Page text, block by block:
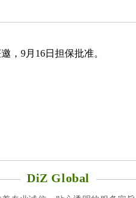
，9月16日担保批准。
DiZ Global